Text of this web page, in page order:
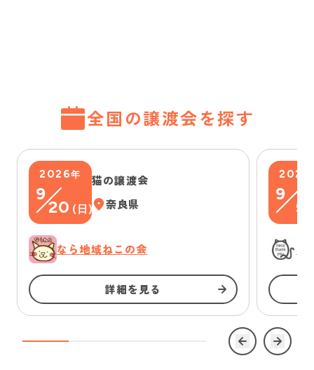
全国の譲渡会を探す
2026年
9
20 ( 日)
猫の譲渡会
奈良県
なら地域ねこの会
詳細を見る
2026
9
5